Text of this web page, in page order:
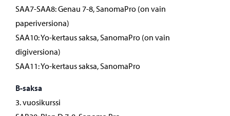
SAA7-SAA8: Genau 7-8, SanomaPro (on vain
paperiversiona)
SAA10: Yo-kertaus saksa, SanomaPro (on vain
digiversiona)
SAA11: Yo-kertaus saksa, SanomaPro
B-saksa
3. vuosikurssi